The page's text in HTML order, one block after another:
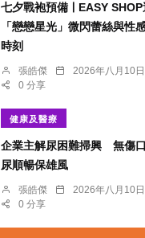
七夕戰袍預備ￜEASY SHOP
「戀戀星光」微閃蕾絲與性
時刻
張皓傑 2026年八月10日
0 分享
健康及醫療
企業主解尿困難掃興 無傷
尿順暢保雄風
張皓傑 2026年八月10日
0 分享